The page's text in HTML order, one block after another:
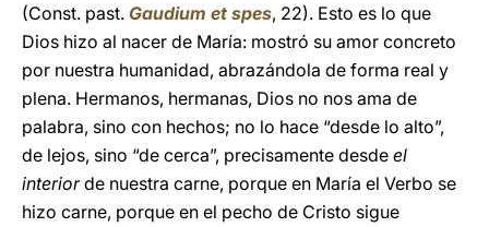
(Const. past. Gaudium et spes, 22). Esto es lo que
Dios hizo al nacer de María: mostró su amor concreto
por nuestra humanidad, abrazándola de forma real y
plena. Hermanos, hermanas, Dios no nos ama de
palabra, sino con hechos; no lo hace “desde lo alto”,
de lejos, sino “de cerca”, precisamente desde el
interiorde nuestra carne, porque en María el Verbo se
hizo carne, porque en el pecho de Cristo sigue